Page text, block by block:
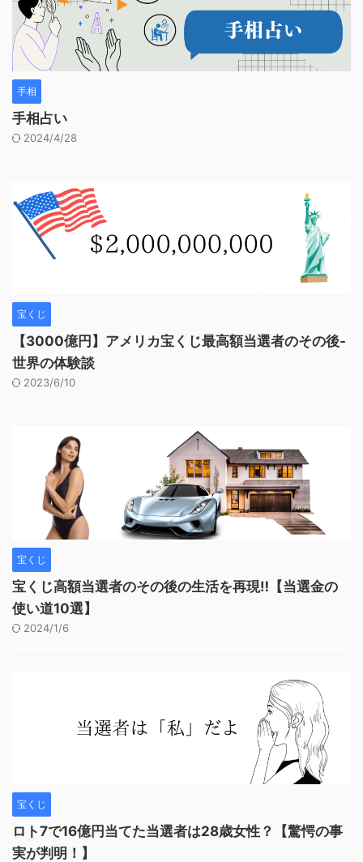
手相
手相占い
2024/4/28
宝くじ
【3000億円】アメリカ宝くじ最高額当選者のその後-
世界の体験談
2023/6/10
宝くじ
宝くじ高額当選者のその後の生活を再現‼︎【当選金の
使い道10選】
2024/1/6
宝くじ
ロト7で16億円当てた当選者は28歳女性？【驚愕の事
実が判明！】